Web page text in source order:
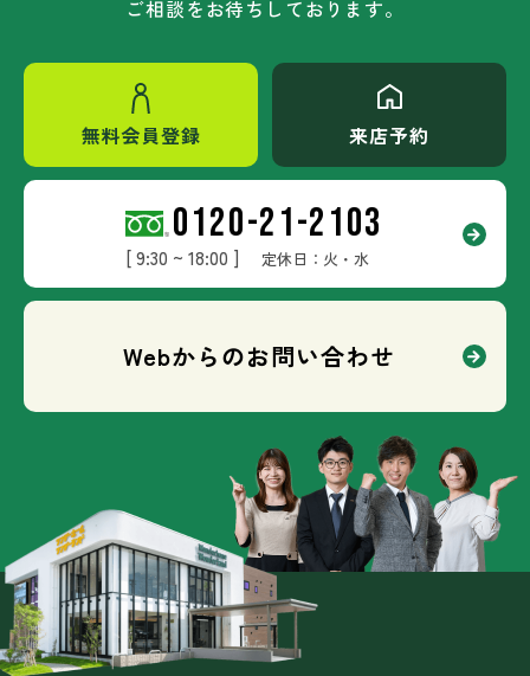
ご相談をお待ちしております。
無料会員登録 来店予約
0120-21-2103
[ 9:30 ~ 18:00 ] 定休日：火・水
Webからのお問い合わせ